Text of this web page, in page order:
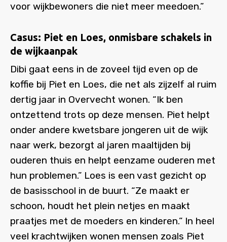
voor wijkbewoners die niet meer meedoen.”
Casus: Piet en Loes, onmisbare schakels in
de wijkaanpak
Dibi gaat eens in de zoveel tijd even op de
koffie bij Piet en Loes, die net als zijzelf al ruim
dertig jaar in Overvecht wonen. “Ik ben
ontzettend trots op deze mensen. Piet helpt
onder andere kwetsbare jongeren uit de wijk
naar werk, bezorgt al jaren maaltijden bij
ouderen thuis en helpt eenzame ouderen met
hun problemen.” Loes is een vast gezicht op
de basisschool in de buurt. “Ze maakt er
schoon, houdt het plein netjes en maakt
praatjes met de moeders en kinderen.” In heel
veel krachtwijken wonen mensen zoals Piet